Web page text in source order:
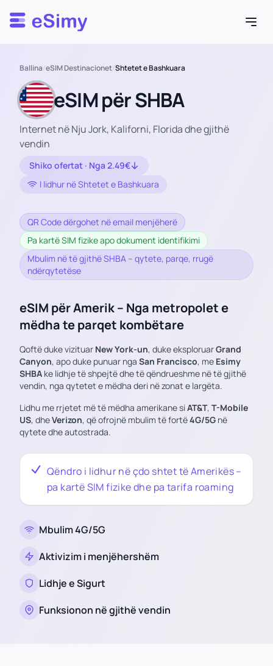
Esimy
Ballina/eSIM Destinacionet/Shtetet e Bashkuara
eSIM për SHBA
Internet në Nju Jork, Kaliforni, Florida dhe gjithë
vendin
Shiko ofertat · Nga 2.49€
I lidhur në Shtetet e Bashkuara
QR Code dërgohet në email menjëherë
Pa kartë SIM fizike apo dokument identifikimi
Mbulim në të gjithë SHBA – qytete, parqe, rrugë
ndërqytetëse
eSIM për Amerik – Nga metropolet e
mëdha te parqet kombëtare
Qoftë duke vizituar New York-un, duke eksploruarGrand
Canyon, apo duke punuar nga San Francisco, me Esimy
SHBA ke lidhje të shpejtë dhe të qëndrueshme në të gjithë
vendin, nga qytetet e mëdha deri në zonat e largëta.
Lidhu me rrjetet më të mëdha amerikane siAT&T, T-Mobile
US, dheVerizon, që ofrojnë mbulim të fortë4G/5G në
qytete dhe autostrada.
Qëndro i lidhur në çdo shtet të Amerikës –
pa kartë SIM fizike dhe pa tarifa roaming
Mbulim 4G/5G
Aktivizim i menjëhershëm
Lidhje e Sigurt
Funksionon në gjithë vendin